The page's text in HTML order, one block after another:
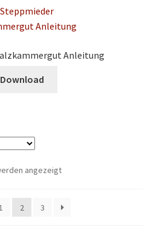
Anleitung
Download
angezeigt
2 3